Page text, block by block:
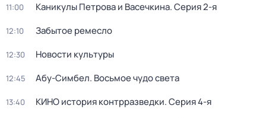
11:00 Каникулы Петрова и Васечкина. Серия 2-я
12:10 Забытое ремесло
12:30 Новости культуры
12:45 Абу-Симбел. Восьмое чудо света
13:40 КИНО история контрразведки. Серия 4-я